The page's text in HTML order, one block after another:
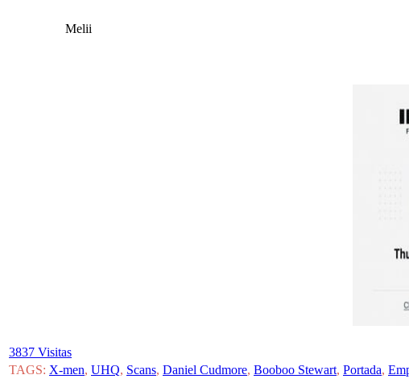
Melii
3837 Visitas
TAGS: X-men, UHQ, Scans, Daniel Cudmore, Booboo Stewart, Portada,